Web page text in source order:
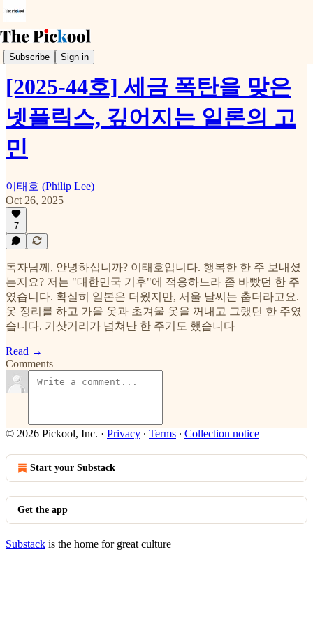
Subscribe Sign in
Weekly Pickool
[2025-44호] 세금 폭탄을 맞은
넷플릭스, 깊어지는 일론의 고
민
이태호 (Philip Lee)
Oct 26, 2025
7
독자님께, 안녕하십니까? 이태호입니다. 행복한 한 주 보내셨
는지요? 저는 "대한민국 기후"에 적응하느라 좀 바빴던 한 주
였습니다. 확실히 일본은 더웠지만, 서울 날씨는 춥더라고요.
옷 정리를 하고 가을 옷과 초겨울 옷을 꺼내고 그랬던 한 주였
습니다. 기삿거리가 넘쳐난 한 주기도 했습니다
Read →
Comments
© 2026 Pickool, Inc. · Privacy ∙ Terms ∙ Collection notice
Start your Substack
Get the app
Substack is the home for great culture